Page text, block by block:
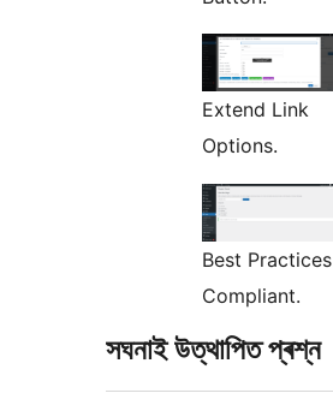
Extend Link
Options.
Best Practices
Compliant.
সঘনাই উত্থাপিত প্ৰশ্ন